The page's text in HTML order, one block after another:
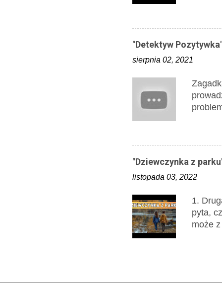
za
się do
"Detektyw
sierpnia 02, 2021
Idzie
"Dziewczynka z
listopada 03, 2022
1.
pyta,
może